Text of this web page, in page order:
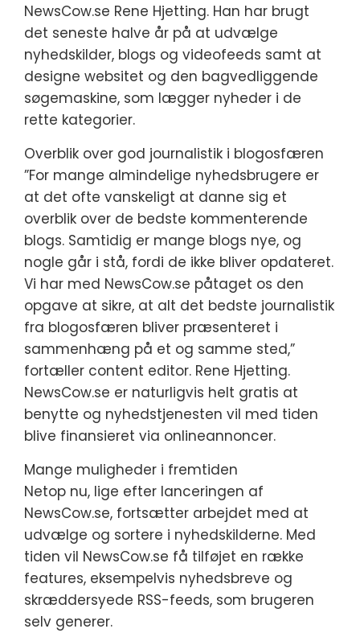
NewsCow.se Rene Hjetting. Han har brugt
det seneste halve år på at udvælge
nyhedskilder, blogs og videofeeds samt at
designe websitet og den bagvedliggende
søgemaskine, som lægger nyheder i de
rette kategorier.
Overblik over god journalistik i blogosfæren
”For mange almindelige nyhedsbrugere er
at det ofte vanskeligt at danne sig et
overblik over de bedste kommenterende
blogs. Samtidig er mange blogs nye, og
nogle går i stå, fordi de ikke bliver opdateret.
Vi har med NewsCow.se påtaget os den
opgave at sikre, at alt det bedste journalistik
fra blogosfæren bliver præsenteret i
sammenhæng på et og samme sted,”
fortæller content editor. Rene Hjetting.
NewsCow.se er naturligvis helt gratis at
benytte og nyhedstjenesten vil med tiden
blive finansieret via onlineannoncer.
Mange muligheder i fremtiden
Netop nu, lige efter lanceringen af
NewsCow.se, fortsætter arbejdet med at
udvælge og sortere i nyhedskilderne. Med
tiden vil NewsCow.se få tilføjet en række
features, eksempelvis nyhedsbreve og
skræddersyede RSS-feeds, som brugeren
selv generer.